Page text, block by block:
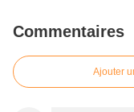
Commentaires
Ajouter